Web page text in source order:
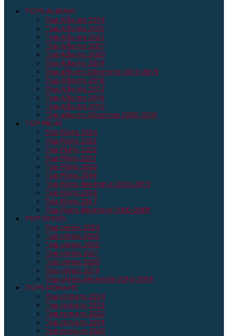
TOPS ALBUMS
Top Albums 2024
Top Albums 2023
Top Albums 2022
Top Albums 2021
Top Albums 2020
Top Albums 2019
Top albums Décennie 2010-2019
Top Albums 2018
Top Albums 2017
Top Albums 2016
Top Albums 2015
Top albums décennie 2000-2009
TOP FILMS
Top Films 2024
Top Films 2023
Top Films 2022
Top Films 2021
Top Films 2020
Top Films 2019
Top Films décennie 2010-2019
Top Films 2018
Top Films 2017
Top Films décennie 2000-2009
TOP SERIES
Top séries 2024
Top séries 2023
Top séries 2022
Top séries 2021
Top séries 2020
Top séries 2019
Top séries décennie 2010-2019
TOPS ROMANS
Top romans 2024
Top romans 2023
Top romans 2022
Top romans 2021
Top romans 2020